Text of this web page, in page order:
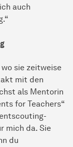
auch
sie zeitweise
mit den
als Mentorin
for Teachers“
mich da. Sie
du